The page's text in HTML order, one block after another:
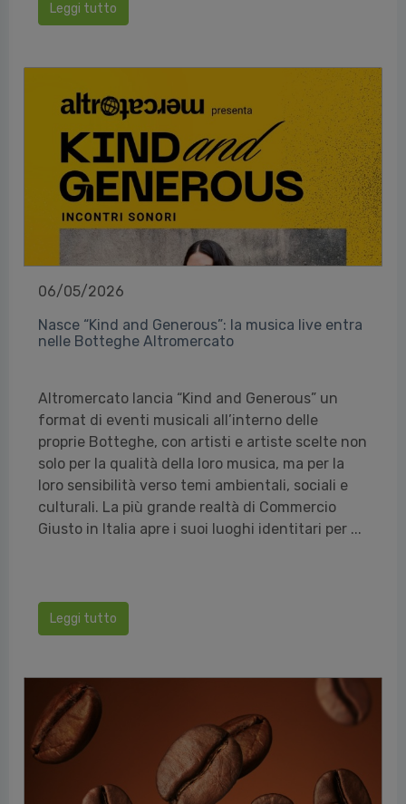
Leggi tutto
06/05/2026
Nasce “Kind and Generous”: la musica live entra
nelle Botteghe Altromercato
Altromercato lancia “Kind and Generous” un
format di eventi musicali all’interno delle
proprie Botteghe, con artisti e artiste scelte non
solo per la qualità della loro musica, ma per la
loro sensibilità verso temi ambientali, sociali e
culturali. La più grande realtà di Commercio
Giusto in Italia apre i suoi luoghi identitari per ...
Leggi tutto